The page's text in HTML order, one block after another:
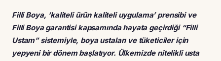
Filli Boya, ‘kaliteli ürün kaliteli uygulama’ prensibi ve
Filli Boya garantisi kapsamında hayata geçirdiği “Filli
Ustam” sistemiyle, boya ustaları ve tüketiciler için
yepyeni bir dönem başlatıyor. Ülkemizde nitelikli usta